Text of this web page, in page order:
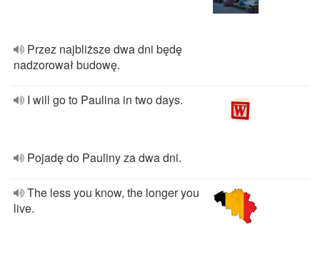
Przez najbliższe dwa dni będę
nadzorował budowę.
I will go to Paulina in two days.
Pojadę do Pauliny za dwa dni.
The less you know, the longer you
live.